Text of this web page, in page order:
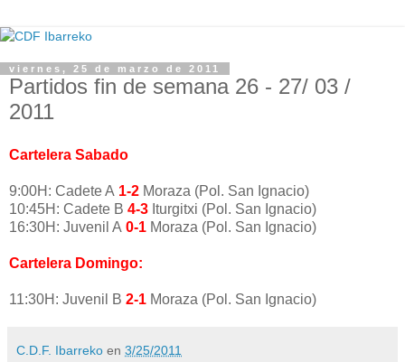
viernes, 25 de marzo de 2011
Partidos fin de semana 26 - 27/ 03 /
2011
Cartelera Sabado
9:00H: Cadete A 1-2 Moraza (Pol. San Ignacio)
10:45H: Cadete B 4-3 Iturgitxi (Pol. San Ignacio)
16:30H: Juvenil A 0-1 Moraza (Pol. San Ignacio)
Cartelera Domingo:
11:30H: Juvenil B 2-1 Moraza (Pol. San Ignacio)
C.D.F. Ibarreko en 3/25/2011